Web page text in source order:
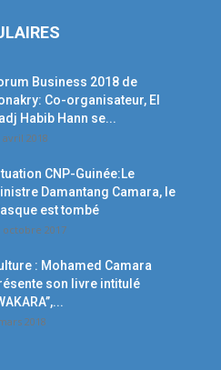
Business 2018 de
Co-organisateur, El
Habib Hann se...
avril 2018
CNP-Guinée:Le
Damantang Camara, le
est tombé
octobre 2017
: Mohamed Camara
son livre intitulé
2018